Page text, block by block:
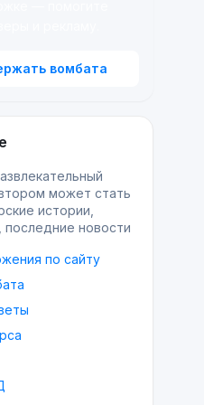
вомбата
может стать
истории,
новости
по сайту